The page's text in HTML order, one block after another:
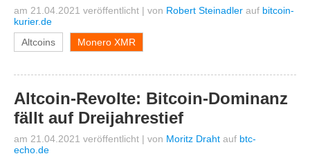
am 21.04.2021 veröffentlicht | von Robert Steinadler auf bitcoin-
kurier.de
Altcoins
Monero XMR
Altcoin-Revolte: Bitcoin-Dominanz
fällt auf Dreijahrestief
am 21.04.2021 veröffentlicht | von Moritz Draht auf btc-
echo.de